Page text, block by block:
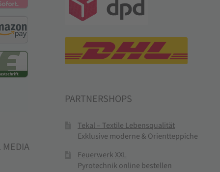
MEDIA
PARTNERSHOPS
Tekal – Textile Lebensqualität
Exklusive moderne & Orientteppiche
Feuerwerk XXL
Pyrotechnik online bestellen